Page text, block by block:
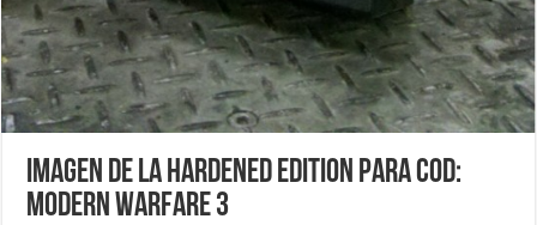
Imagen de la Hardened edition para COD:
Modern Warfare 3